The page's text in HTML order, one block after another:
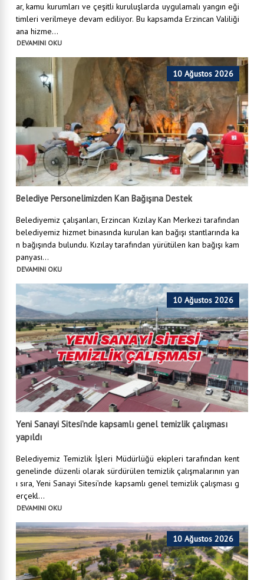
ar, kamu kurumları ve çeşitli kuruluşlarda uygulamalı yangın eği
timleri verilmeye devam ediliyor. Bu kapsamda Erzincan Valiliği
ana hizme...
DEVAMINI OKU
10 Ağustos 2026
Belediye Personelimizden Kan Bağışına Destek
Belediyemiz çalışanları, Erzincan Kızılay Kan Merkezi tarafından
belediyemiz hizmet binasında kurulan kan bağışı stantlarında ka
n bağışında bulundu. Kızılay tarafından yürütülen kan bağışı kam
panyası...
DEVAMINI OKU
10 Ağustos 2026
Yeni Sanayi Sitesi’nde kapsamlı genel temizlik çalışması
yapıldı
Belediyemiz Temizlik İşleri Müdürlüğü ekipleri tarafından kent
genelinde düzenli olarak sürdürülen temizlik çalışmalarının yan
ı sıra, Yeni Sanayi Sitesi’nde kapsamlı genel temizlik çalışması g
erçekl...
DEVAMINI OKU
10 Ağustos 2026